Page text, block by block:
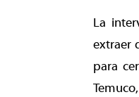
La
extraer
para